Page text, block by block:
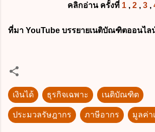
คลิกอ่าน ครั้งที่ 1 , 2 , 3 ,
ที่มา YouTube บรรยายเนติบัณฑิตออนไล
เงินได้ ธุรกิจเฉพาะ เนติบัณฑิต
ประมวลรัษฎากร ภาษีอากร มูลค่า